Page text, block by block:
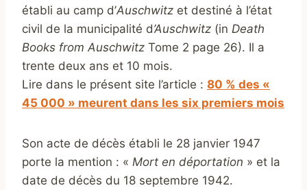
établi au camp d’Auschwitz et destiné à l’état
civil de la municipalité d’Auschwitz (in Death
Books from Auschwitz Tome 2 page 26). Il a
trente deux ans et 10 mois.
Lire dans le présent site l’article : 80 % des «
45 000 » meurent dans les six premiers mois
Son acte de décès établi le 28 janvier 1947
porte la mention : « Mort en déportation » et la
date de décès du 18 septembre 1942.